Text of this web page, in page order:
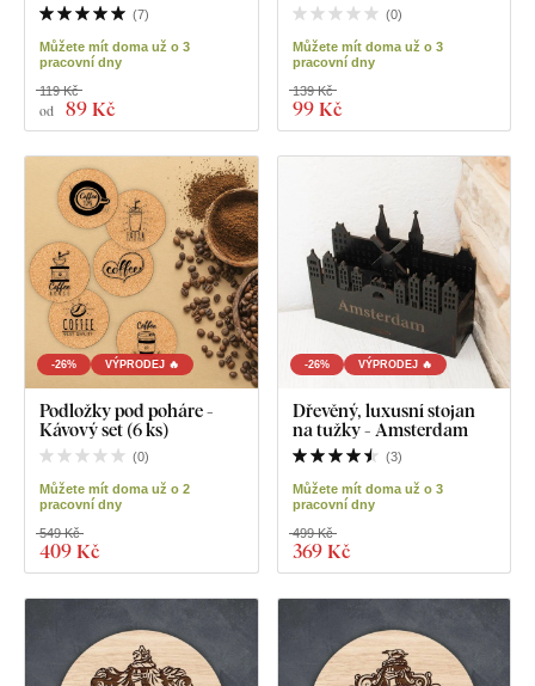
(7)
Můžete mít doma už o 3
pracovní dny
od 89 Kč
119 Kč
(0)
Můžete mít doma už o 3
pracovní dny
99 Kč
139 Kč
-26% VÝPRODEJ 🔥
Podložky pod poháre -
Kávový set (6 ks)
(0)
Můžete mít doma už o 2
pracovní dny
409 Kč
549 Kč
-26% VÝPRODEJ 🔥
Dřevěný, luxusní stojan
na tužky - Amsterdam
(3)
Můžete mít doma už o 3
pracovní dny
369 Kč
499 Kč